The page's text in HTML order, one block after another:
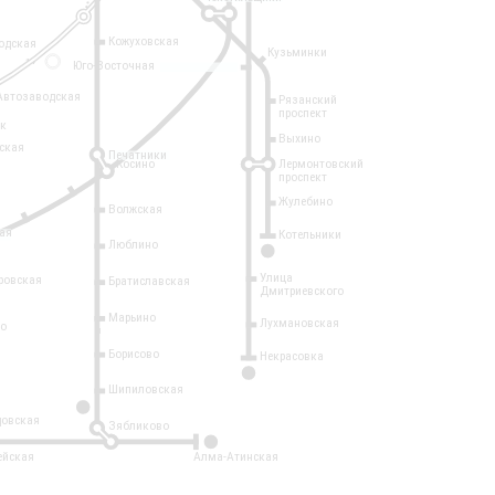
2
14
Кузьминки
Рязанский
проспект
Выхино
Лермонтовский
проспект
Жулебино
Котельники
Кожуховская
Печатники
Волжская
Люблино
Братиславская
Марьино
Борисово
Шипиловская
Зябликово
Алма-Атинская
Улица
Дмитриевского
Лухмановская
Некрасовка
Косино
Юго-Восточная